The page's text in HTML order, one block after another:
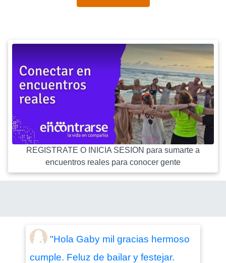
REGISTRATE O INICIA SESION para sumarte a
encuentros reales para conocer gente
"Hola Gaby mil gracias hermoso
cumple. Feluz de bailar y festejar.